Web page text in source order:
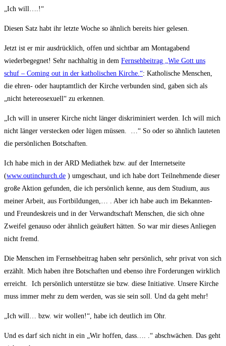
„Ich will….!“
Diesen Satz habt ihr letzte Woche so ähnlich bereits hier gelesen.
Jetzt ist er mir ausdrücklich, offen und sichtbar am Montagabend
wiederbegegnet! Sehr nachhaltig in dem Fernsehbeitrag „Wie Gott uns
schuf – Coming out in der katholischen Kirche.“: Katholische Menschen,
die ehren- oder hauptamtlich der Kirche verbunden sind, gaben sich als
„nicht hetereosexuell“ zu erkennen.
„Ich will in unserer Kirche nicht länger diskriminiert werden. Ich will mich
nicht länger verstecken oder lügen müssen. …“ So oder so ähnlich lauteten
die persönlichen Botschaften.
Ich habe mich in der ARD Mediathek bzw. auf der Internetseite
(www.outinchurch.de ) umgeschaut, und ich habe dort Teilnehmende dieser
große Aktion gefunden, die ich persönlich kenne, aus dem Studium, aus
meiner Arbeit, aus Fortbildungen,… . Aber ich habe auch im Bekannten-
und Freundeskreis und in der Verwandtschaft Menschen, die sich ohne
Zweifel genauso oder ähnlich geäußert hätten. So war mir dieses Anliegen
nicht fremd.
Die Menschen im Fernsehbeitrag haben sehr persönlich, sehr privat von sich
erzählt. Mich haben ihre Botschaften und ebenso ihre Forderungen wirklich
erreicht. Ich persönlich unterstütze sie bzw. diese Initiative. Unsere Kirche
muss immer mehr zu dem werden, was sie sein soll. Und da geht mehr!
„Ich will… bzw. wir wollen!“, habe ich deutlich im Ohr.
Und es darf sich nicht in ein „Wir hoffen, dass…. .“ abschwächen. Das geht